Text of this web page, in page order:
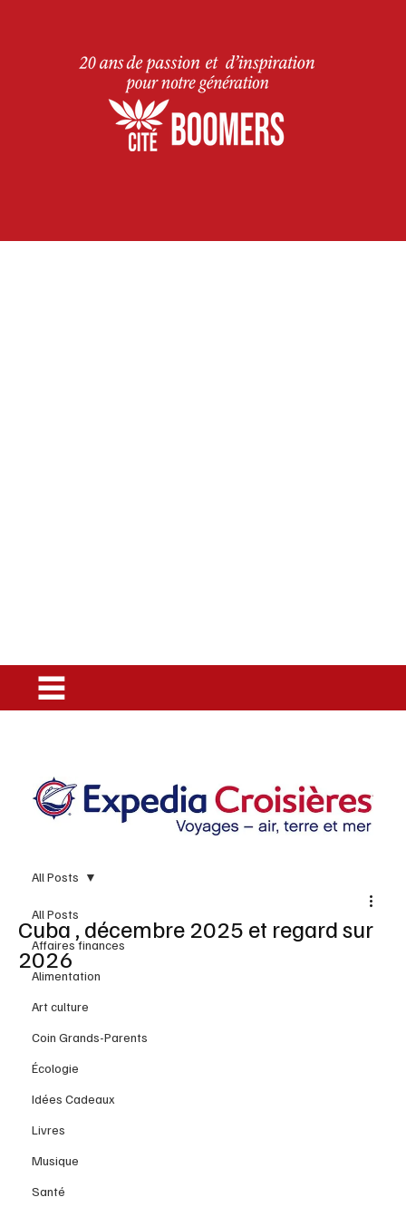
All Posts
Affaires finances
Alimentation
Art culture
Coin Grands-Parents
Écologie
Idées Cadeaux
Livres
Musique
Santé
All Posts
Cuba , décembre 2025 et regard sur
2026